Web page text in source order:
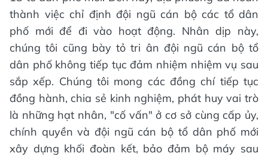
thành việc chỉ định đội ngũ cán bộ các tổ dân
phố mới để đi vào hoạt động. Nhân dịp này,
chúng tôi cũng bày tỏ tri ân đội ngũ cán bộ tổ
dân phố không tiếp tục đảm nhiệm nhiệm vụ sau
sắp xếp. Chúng tôi mong các đồng chí tiếp tục
đồng hành, chia sẻ kinh nghiệm, phát huy vai trò
là những hạt nhân, "cố vấn" ở cơ sở cùng cấp ủy,
chính quyền và đội ngũ cán bộ tổ dân phố mới
xây dựng khối đoàn kết, bảo đảm bộ máy sau